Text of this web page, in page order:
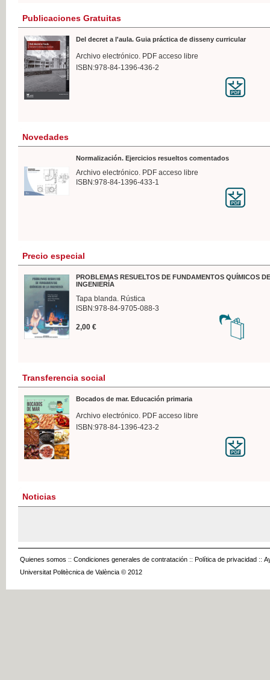
Publicaciones Gratuitas
Del decret a l'aula. Guia práctica de disseny curricular
Archivo electrónico. PDF acceso libre
ISBN:978-84-1396-436-2
Novedades
Normalización. Ejercicios resueltos comentados
Archivo electrónico. PDF acceso libre
ISBN:978-84-1396-433-1
Precio especial
PROBLEMAS RESUELTOS DE FUNDAMENTOS QUÍMICOS
INGENIERÍA
Tapa blanda. Rústica
ISBN:978-84-9705-088-3
2,00 €
Transferencia social
Bocados de mar. Educación primaria
Archivo electrónico. PDF acceso libre
ISBN:978-84-1396-423-2
Noticias
Quienes somos :: Condiciones generales de contratación :: Política de privacidad ::
Universitat Politècnica de València © 2012